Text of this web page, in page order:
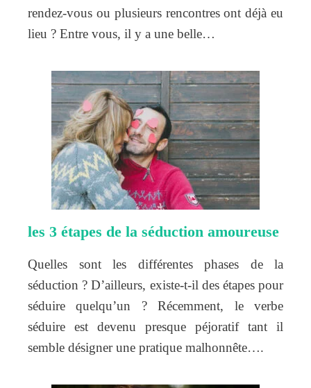
rendez-vous ou plusieurs rencontres ont déjà eu
lieu ? Entre vous, il y a une belle…
les 3 étapes de la séduction amoureuse
Quelles sont les différentes phases de la
séduction ? D’ailleurs, existe-t-il des étapes pour
séduire quelqu’un ? Récemment, le verbe
séduire est devenu presque péjoratif tant il
semble désigner une pratique malhonnête….